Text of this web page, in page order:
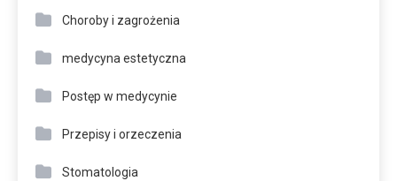
Choroby i zagrożenia
medycyna estetyczna
Postęp w medycynie
Przepisy i orzeczenia
Stomatologia